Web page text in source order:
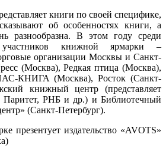
книги по своей специфике,
об особенностях книги, а
разнообразна. В этом году среди
участников книжной ярмарки –
организации Москвы и Санкт-
(Москва), Редкая птица (Москва),
КНИГА (Москва), Росток (Санкт-
книжный центр (представляет
Паритет, РНБ и др.) и Библиотечный
(Санкт-Петербург).
презентует издательство «AVOTS»